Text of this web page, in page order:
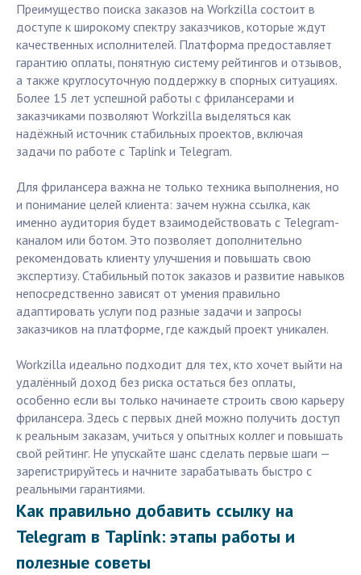
Преимущество поиска заказов на Workzilla состоит в
доступе к широкому спектру заказчиков, которые ждут
качественных исполнителей. Платформа предоставляет
гарантию оплаты, понятную систему рейтингов и отзывов,
а также круглосуточную поддержку в спорных ситуациях.
Более 15 лет успешной работы с фрилансерами и
заказчиками позволяют Workzilla выделяться как
надёжный источник стабильных проектов, включая
задачи по работе с Taplink и Telegram.
Для фрилансера важна не только техника выполнения, но
и понимание целей клиента: зачем нужна ссылка, как
именно аудитория будет взаимодействовать с Telegram-
каналом или ботом. Это позволяет дополнительно
рекомендовать клиенту улучшения и повышать свою
экспертизу. Стабильный поток заказов и развитие навыков
непосредственно зависят от умения правильно
адаптировать услуги под разные задачи и запросы
заказчиков на платформе, где каждый проект уникален.
Workzilla идеально подходит для тех, кто хочет выйти на
удалённый доход без риска остаться без оплаты,
особенно если вы только начинаете строить свою карьеру
фрилансера. Здесь с первых дней можно получить доступ
к реальным заказам, учиться у опытных коллег и повышать
свой рейтинг. Не упускайте шанс сделать первые шаги —
зарегистрируйтесь и начните зарабатывать быстро с
реальными гарантиями.
Как правильно добавить ссылку на
Telegram в Taplink: этапы работы и
полезные советы